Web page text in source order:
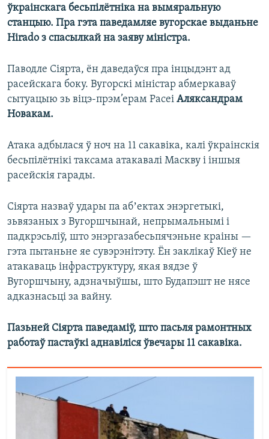
ўкраінскага бесьпілётніка на вымяральную
станцыю. Пра гэта паведамляе вугорскае выданьне
Hirado з спасылкай на заяву міністра.
Паводле Сіярта, ён даведаўся пра інцыдэнт ад
расейскага боку. Вугорскі міністар абмеркаваў
сытуацыю зь віцэ-прэм’ерам Расеі Аляксандрам
Новакам.
Атака адбылася ў ноч на 11 сакавіка, калі ўкраінскія
бесьпілётнікі таксама атакавалі Маскву і іншыя
расейскія гарады.
Сіярта назваў удары па абʼектах энэргетыкі,
зьвязаных з Вугоршчынай, непрымальнымі і
падкрэсьліў, што энэргазабесьпячэньне краіны —
гэта пытаньне яе сувэрэнітэту. Ён заклікаў Кіеў не
атакаваць інфраструктуру, якая вядзе ў
Вугоршчыну, адзначыўшы, што Будапэшт не нясе
адказнасьці за вайну.
Пазьней Сіярта паведаміў, што пасьля рамонтных
работаў пастаўкі аднавіліся ўвечары 11 сакавіка.